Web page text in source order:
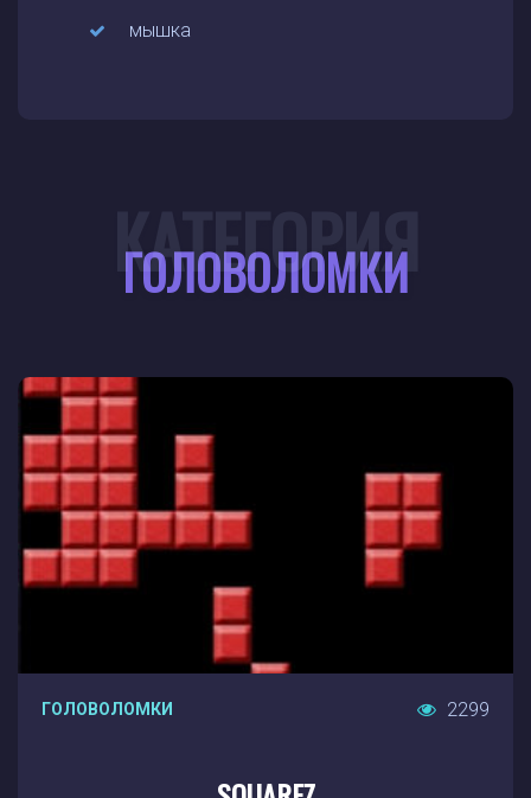
мышка
ГОЛОВОЛОМКИ
КАТЕГОРИЯ
ГОЛОВОЛОМКИ 2299